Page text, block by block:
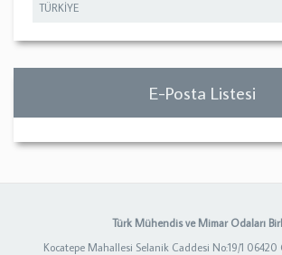
TÜRKİYE
E-Posta Listesi
Türk Mühendis ve Mimar Odaları
Kocatepe Mahallesi Selanik Caddesi No:19/1 06420